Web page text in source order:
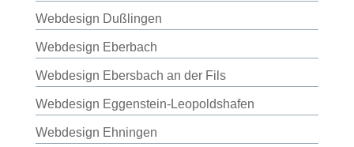
Webdesign Dußlingen
Webdesign Eberbach
Webdesign Ebersbach an der Fils
Webdesign Eggenstein-Leopoldshafen
Webdesign Ehningen